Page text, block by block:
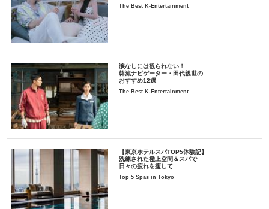
The Best K-Entertainment
涙なしには観られない！
韓流ナビゲーター・田代親世の
おすすめ12選
The Best K-Entertainment
【東京ホテルスパTOP5体験記】
洗練された極上空間＆スパで
日々の疲れを癒して
Top 5 Spas in Tokyo